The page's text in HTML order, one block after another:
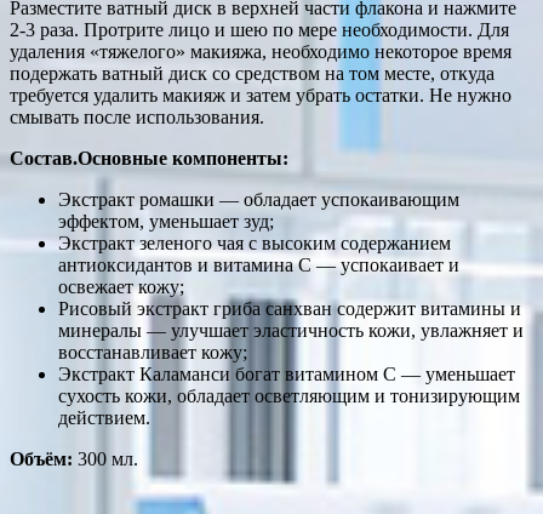
Разместите ватный диск в верхней части флакона и нажмите
2-3 раза. Протрите лицо и шею по мере необходимости. Для
удаления «тяжелого» макияжа, необходимо некоторое время
подержать ватный диск со средством на том месте, откуда
требуется удалить макияж и затем убрать остатки. Не нужно
смывать после использования.
Состав.Основные компоненты:
Экстракт ромашки — обладает успокаивающим
эффектом, уменьшает зуд;
Экстракт зеленого чая с высоким содержанием
антиоксидантов и витамина C — успокаивает и
освежает кожу;
Рисовый экстракт гриба санхван содержит витамины и
минералы — улучшает эластичность кожи, увлажняет и
восстанавливает кожу;
Экстракт Каламанси богат витамином C — уменьшает
сухость кожи, обладает осветляющим и тонизирующим
действием.
Объём: 300 мл.